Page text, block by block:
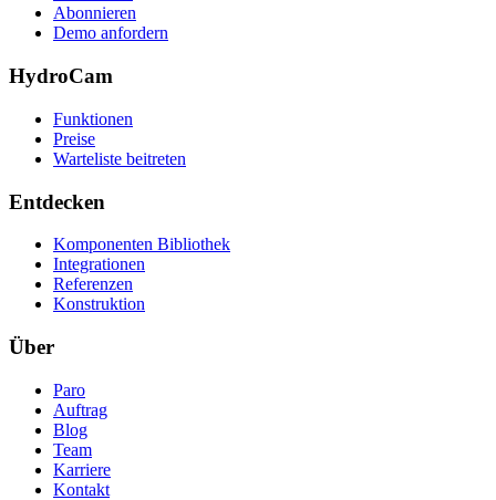
Abonnieren
Demo anfordern
HydroCam
Funktionen
Preise
Warteliste beitreten
Entdecken
Komponenten Bibliothek
Integrationen
Referenzen
Konstruktion
Über
Paro
Auftrag
Blog
Team
Karriere
Kontakt